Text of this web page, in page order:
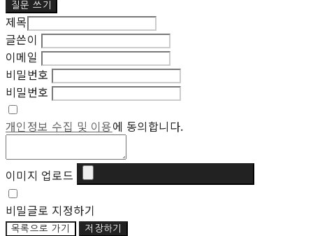
질문 쓰기
제목
글쓴이
이메일
비밀번호
비밀번호
개인정보 수집 및 이용에 동의합니다.
이미지 업로드
비밀글로 지정하기
목록으로 가기 저장하기